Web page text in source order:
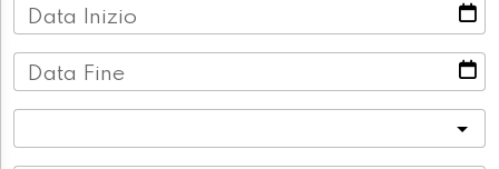
Data Inizio
Data Fine